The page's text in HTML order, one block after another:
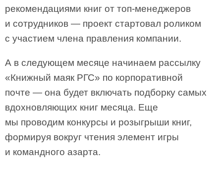
рекомендациями книг от топ-менеджеров
и сотрудников — проект стартовал роликом
с участием члена правления компании.
А в следующем месяце начинаем рассылку
«Книжный маяк РГС» по корпоративной
почте — она будет включать подборку самых
вдохновляющих книг месяца. Еще
мы проводим конкурсы и розыгрыши книг,
формируя вокруг чтения элемент игры
и командного азарта.